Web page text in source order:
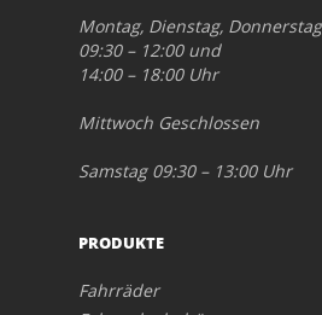
Montag, Dienstag,
09:30 – 12:00 und
14:00 – 18:00 Uhr
Mittwoch Geschlossen
Samstag 09:30 – 13:00 Uhr
PRODUKTE
Fahrräder